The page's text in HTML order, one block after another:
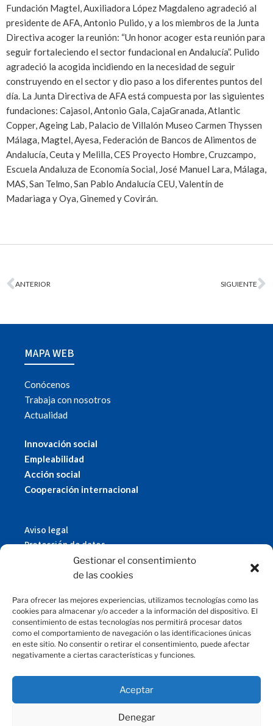
Gestionar el consentimiento
de las cookies
Para ofrecer las mejores experiencias, utilizamos tecnologías como las
cookies para almacenar y/o acceder a la información del dispositivo. El
consentimiento de estas tecnologías nos permitirá procesar datos
como el comportamiento de navegación o las identificaciones únicas
en este sitio. No consentir o retirar el consentimiento, puede afectar
negativamente a ciertas características y funciones.
Aceptar
Denegar
Fundación Magtel, Auxiliadora López Magdaleno agradeció al
presidente de AFA, Antonio Pulido, y a los miembros de la Junta
Directiva acoger la reunión: “Un honor acoger esta reunión para
seguir fortaleciendo el sector fundacional en Andalucía”. Pulido
agradeció la acogida incidiendo en la necesidad de seguir
construyendo en el sector y dio paso a los diferentes puntos del
día. La Junta Directiva de AFA está compuesta por las siguientes
fundaciones: Cajasol, Antonio Gala, CajaGranada, Atlantic
Copper, Ageing Lab, Palacio de Villalón Museo Carmen Thyssen
Málaga, Magtel, Ayesa, Federación de Bancos de Alimentos de
Andalucía, Ceuta y Melilla, CES Proyecto Hombre, Cruzcampo,
Escuela Andaluza de Economía Social, José Manuel Lara, Málaga,
MAS, San Telmo, San Pablo Andalucía CEU, Valentín de
Madariaga y Oya, Ginemed y Covirán.
ANTERIOR SIGUIENTE
MAPA WEB
Conócenos
Trabaja con nosotros
Actualidad
Innovación social
Empleabilidad
Acción social
Cooperación internacional
Aviso legal
Protección de datos
Política de cookies
© 2019 Fundación Magtel.
CONTACTO
fundacion@magtel.es
Parque Empresarial Las Quemadas
C/Gabriel Ramos Bejarano, 114
14014 Córdoba